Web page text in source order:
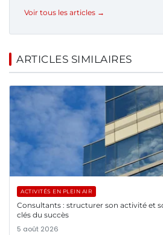
Voir tous les articles →
ARTICLES SIMILAIRES
ACTIVITÉS EN PLEIN AIR
Consultants : structurer son activité et
clés du succès
5 août 2026